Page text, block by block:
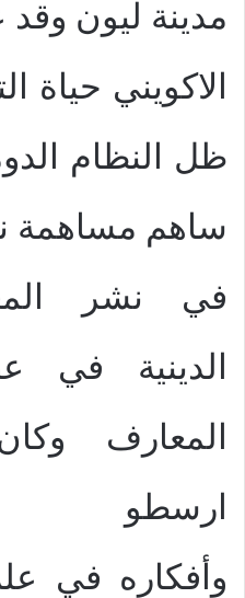
مدينة ليون
الاكويني حياة
ظل النظام
ساهم مساهمة
في نشر
الدينية
المعارف
ارسطو
وأفكاره في